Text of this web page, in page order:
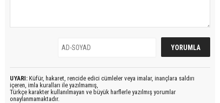
UYARI: Küfür, hakaret, rencide edici cümleler veya imalar, inançlara saldırı
içeren, imla kuralları ile yazılmamış,
Türkçe karakter kullanılmayan ve büyük harflerle yazılmış yorumlar
onaylanmamaktadır.